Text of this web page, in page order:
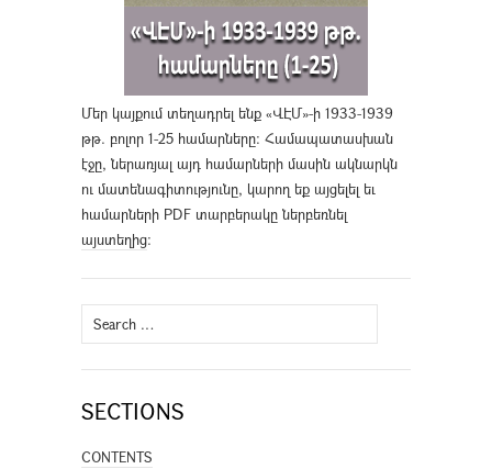
Մեր կայքում տեղադրել ենք «ՎԷՄ»-ի 1933-1939
թթ. բոլոր 1-25 համարները։ Համապատասխան
էջը, ներառյալ այդ համարների մասին ակնարկն
ու մատենագիտությունը, կարող եք այցելել եւ
համարների PDF տարբերակը ներբեռնել
այստեղից։
Search
for:
SECTIONS
CONTENTS